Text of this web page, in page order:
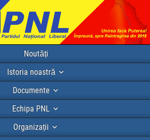
Noutăți
Istoria noastră
Documente
Echipa PNL
Organizații